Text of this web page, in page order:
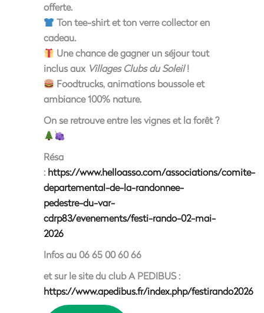
offerte.
Ton tee-shirt et ton verre collector en
cadeau.
Une chance de gagner un séjour tout
inclus aux Villages Clubs du Soleil!
Foodtrucks, animations boussole et
ambiance 100% nature.
On se retrouve entre les vignes et la forêt ?
Résa
: https://www.helloasso.com/associations/comite-
departemental-de-la-randonnee-
pedestre-du-var-
cdrp83/evenements/festi-rando-02-mai-
2026
Infos au 06 65 00 60 66
et sur le site du club A PEDIBUS :
https://www.apedibus.fr/index.php/festirando2026